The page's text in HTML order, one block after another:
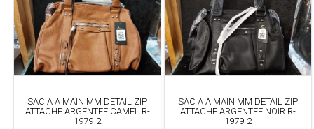
SAC A A MAIN MM DETAIL ZIP
ATTACHE ARGENTEE CAMEL R-
1979-2
SAC A A MAIN MM DETAIL ZIP
ATTACHE ARGENTEE NOIR R-
1979-2